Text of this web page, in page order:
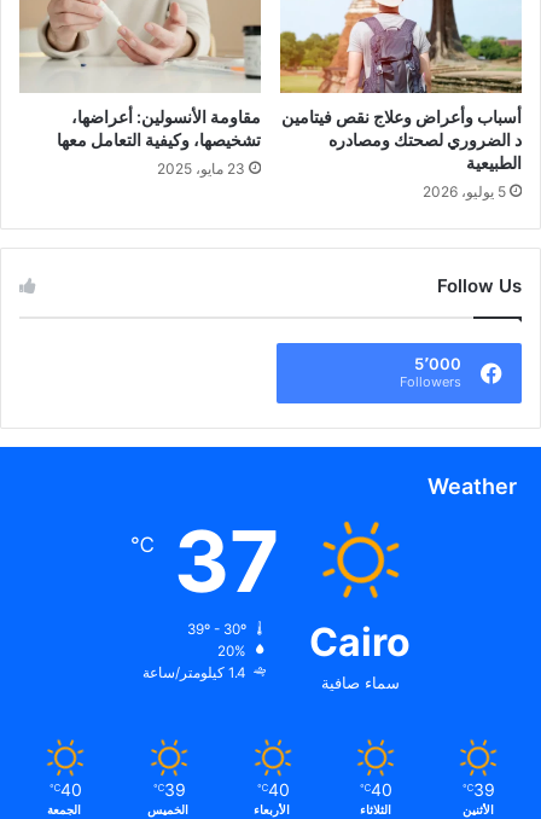
أسباب وأعراض وعلاج نقص فيتامين
د الضروري لصحتك ومصادره
الطبيعية
5 يوليو، 2026
مقاومة الأنسولين: أعراضها،
تشخيصها، وكيفية التعامل معها
23 مايو، 2025
Follow Us
5٬000
Followers
Weather
Cairo
سماء صافية
37
℃
20%
1.4 كيلومتر/ساعة
39
℃
الأثنين
40
℃
الثلاثاء
40
℃
الأربعاء
39
℃
الخميس
40
℃
الجمعة